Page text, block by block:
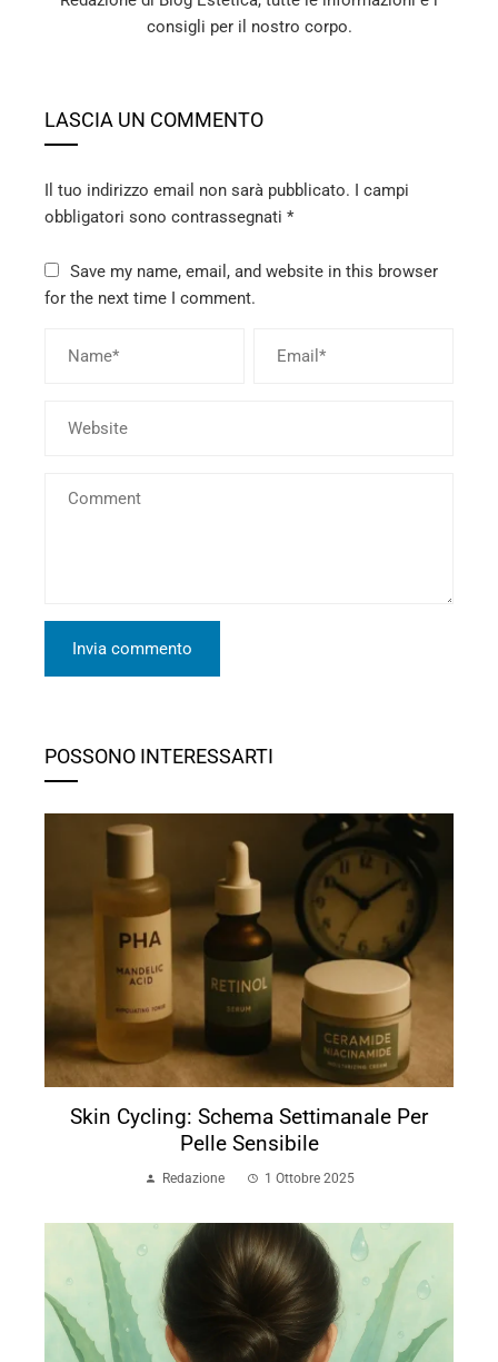
consigli per il nostro corpo.
LASCIA UN COMMENTO
Il tuo indirizzo email non sarà pubblicato.
I campi
obbligatori sono contrassegnati *
Save my name, email, and website in this browser
for the next time I comment.
POSSONO INTERESSARTI
Skin Cycling: Schema Settimanale Per
Pelle Sensibile
Redazione 1 Ottobre 2025